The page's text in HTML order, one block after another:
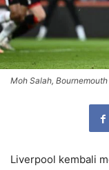
Moh Salah,
Liverpool kembali